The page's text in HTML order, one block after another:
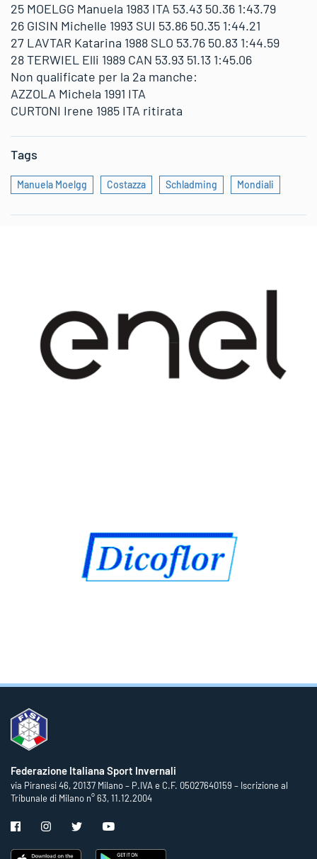
25 MOELGG Manuela 1983 ITA 53.43 50.36 1:43.79
26 GISIN Michelle 1993 SUI 53.86 50.35 1:44.21
27 LAVTAR Katarina 1988 SLO 53.76 50.83 1:44.59
28 TERWIEL Elli 1989 CAN 53.93 51.13 1:45.06
Non qualificate per la 2a manche:
AZZOLA Michela 1991 ITA
CURTONI Irene 1985 ITA ritirata
Tags
Manuela Moelgg Costazza Schladming Mondiali
Federazione Italiana Sport Invernali
via Piranesi 46, 20137 Milano – P.IVA e C.F. 05027640159 – Iscrizione al
Tribunale di Milano n° 63, 11.12.2004